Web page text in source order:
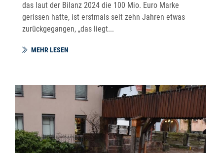
das laut der Bilanz 2024 die 100 Mio. Euro Marke
gerissen hatte, ist erstmals seit zehn Jahren etwas
zurückgegangen, „das liegt...
MEHR LESEN